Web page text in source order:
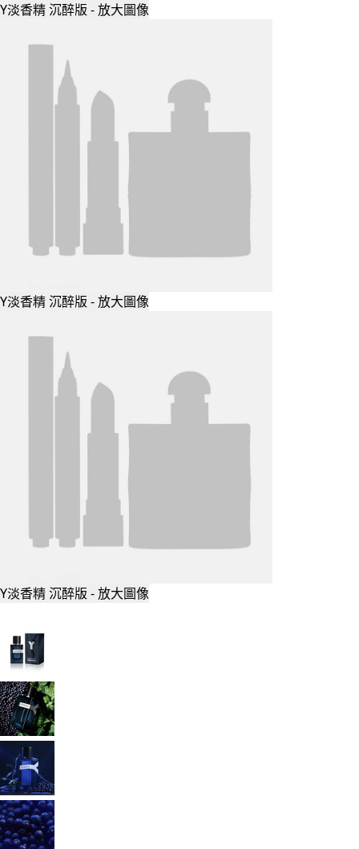
Y淡香精 沉醉版 - 放大圖像
Y淡香精 沉醉版 - 放大圖像
Y淡香精 沉醉版 - 放大圖像